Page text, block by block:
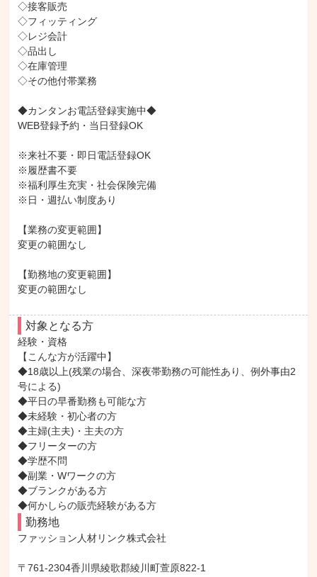
◇接客販売
◇フィッティング
◇レジ会計
◇品出し
◇在庫管理
◇その他付帯業務
◆カンタンお電話登録実施中◆
WEB登録予約・当日登録OK
※来社不要・即日電話登録OK
※履歴書不要
※福利厚生充実・社会保険完備
※日・週払い制度あり
【業務の変更範囲】
変更の範囲なし
【勤務地の変更範囲】
変更の範囲なし
対象となる方
経験・資格
【こんな方が活躍中】
◆18歳以上(残業の場合、深夜帯勤務の可能性あり、例外事由2
号による)
◆平日の早番勤務も可能な方
◆未経験・初心者の方
◆主婦(主夫)・主夫の方
◆フリーターの方
◆学歴不問
◆副業・Wワークの方
◆ブランクがある方
◆何かしらの販売経験がある方
勤務地
ファッション人材リンク株式会社
〒761-2304香川県綾歌郡綾川町萱原822-1